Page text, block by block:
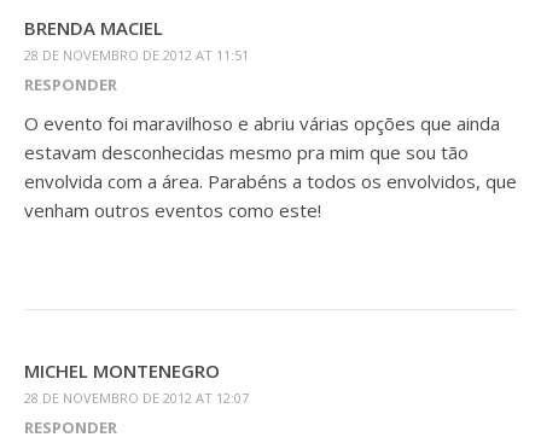
BRENDA MACIEL
28 DE NOVEMBRO DE 2012 AT 11:51
RESPONDER
O evento foi maravilhoso e abriu várias opções que ainda
estavam desconhecidas mesmo pra mim que sou tão
envolvida com a área. Parabéns a todos os envolvidos, que
venham outros eventos como este!
MICHEL MONTENEGRO
28 DE NOVEMBRO DE 2012 AT 12:07
RESPONDER